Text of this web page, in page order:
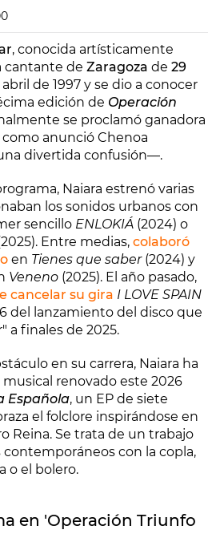
, conocida artísticamente
cantante de Zaragoza de 29
de 1997 y se dio a conocer
edición de Operación
se proclamó ganadora
anunció Chenoa
divertida confusión—.
Naiara estrenó varias
los sonidos urbanos con
sencillo ENLOKIÁ (2024) o
Entre medias, colaboró
en Tienes que saber(2024) y
Veneno (2025). El año pasado,
cancelar su gira I LOVE SPAIN
del lanzamiento del disco que
a finales de 2025.
en su carrera, Naiara ha
renovado este 2026
Española, un EP de siete
el folclore inspirándose en
Reina. Se trata de un trabajo
con la copla,
o el bolero.
en 'Operación Triunfo